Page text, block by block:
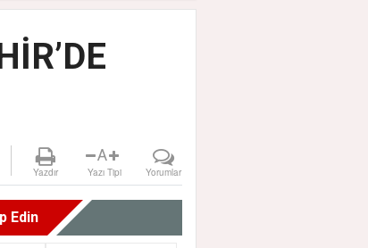
Yazdır
A
Yazı Tipi Yorumlar
Edin